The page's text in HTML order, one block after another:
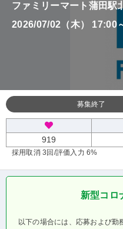
ファミリーマート蒲田駅
2026/07/02（木） 17:00
募集終了
919
採用取消 3回 /評価入力 6%
新型コロ
以下の場合には、応募および勤